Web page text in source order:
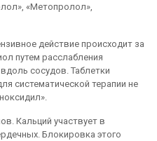
«Метопролол»,
действие происходит за
путем расслабления
сосудов. Таблетки
систематической терапии не
Кальций участвует в
Блокировка этого